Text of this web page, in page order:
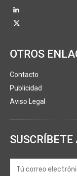
OTROS
Contacto
Publicidad
Aviso Legal